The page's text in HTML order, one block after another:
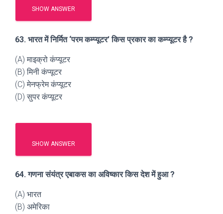
SHOW ANSWER
63. भारत में निर्मित ‘परम कम्प्यूटर’ किस प्रकार का कम्प्यूटर है ?
(A) माइक्रो कंप्यूटर
(B) मिनी कंप्यूटर
(C) मेनफ्रेम कंप्यूटर
(D) सुपर कंप्यूटर
SHOW ANSWER
64. गणना संयंत्र एबाकस का अविष्कार किस देश में हुआ ?
(A) भारत
(B) अमेरिका